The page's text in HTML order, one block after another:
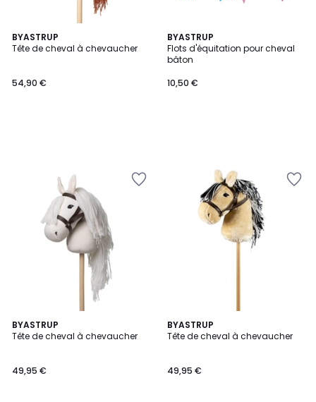
BYASTRUP
Tête de cheval à chevaucher
54,90 €
BYASTRUP
Flots d'équitation pour cheval
bâton
10,50 €
BYASTRUP
Tête de cheval à chevaucher
49,95 €
BYASTRUP
Tête de cheval à chevaucher
49,95 €